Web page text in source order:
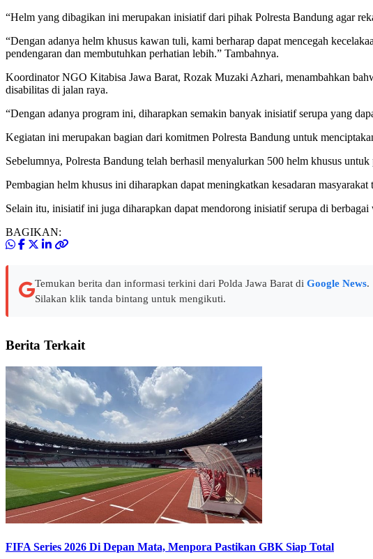
“Helm yang dibagikan ini merupakan inisiatif dari pihak Polresta Bandung agar
“Dengan adanya helm khusus kawan tuli, kami berharap dapat mencegah
pendengaran dan membutuhkan perhatian lebih.” Tambahnya.
Koordinator NGO Kitabisa Jawa Barat, Rozak Muzaki Azhari, menambahkan
disabilitas di jalan raya.
“Dengan adanya program ini, diharapkan semakin banyak inisiatif serupa yang
Kegiatan ini merupakan bagian dari komitmen Polresta Bandung untuk
Sebelumnya, Polresta Bandung telah berhasil menyalurkan 500 helm khusus
Pembagian helm khusus ini diharapkan dapat meningkatkan kesadaran
Selain itu, inisiatif ini juga diharapkan dapat mendorong inisiatif serupa di
BAGIKAN:
Temukan berita dan informasi terkini dari Polda Jawa Barat di Google News.
Silakan klik tanda bintang untuk mengikuti.
Berita Terkait
FIFA Series 2026 Di Depan Mata, Menpora Pastikan GBK Siap Total